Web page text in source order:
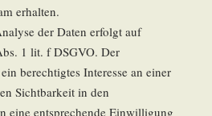
erhalten.
der Daten erfolgt auf
1 lit. f DSGVO. Der
berechtigtes Interesse an einer
Sichtbarkeit in den
eine entsprechende Einwilligung